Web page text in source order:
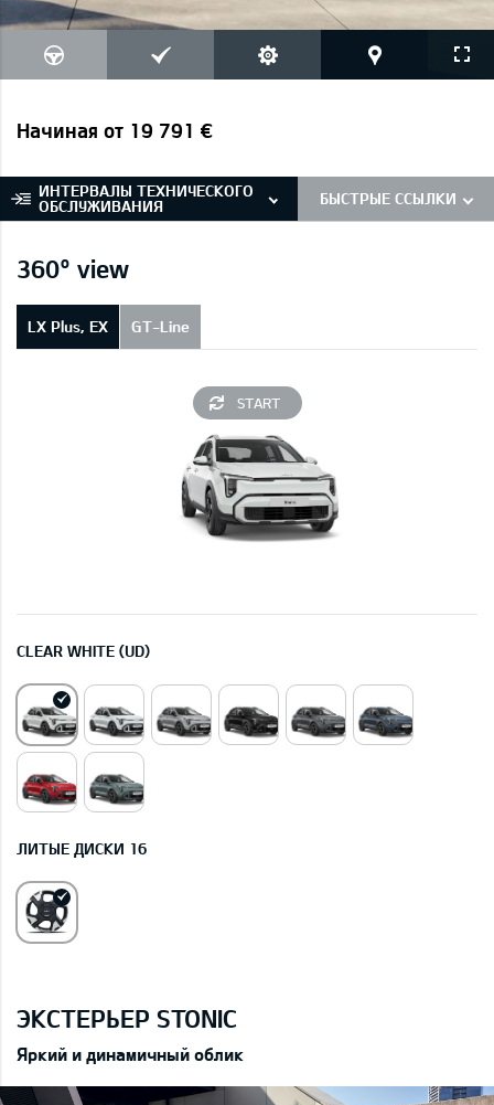
Начиная от 19 791 €
ИНТЕРВАЛЫ ТЕХНИЧЕСКОГО
ОБСЛУЖИВАНИЯ
БЫСТРЫЕ ССЫЛКИ
360° view
LX Plus, EX GT-Line
START
CLEAR WHITE (UD)
ЛИТЫЕ ДИСКИ 16
ЭКСТЕРЬЕР STONIC
Яркий и динамичный облик